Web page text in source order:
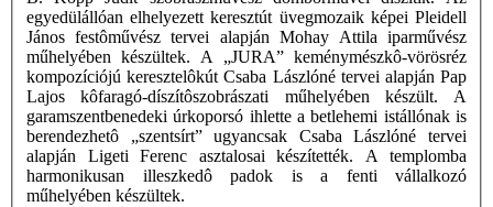
egyedülállóan elhelyezett keresztút üvegmozaik képei Pleidell
János festôművész tervei alapján Mohay Attila iparművész
műhelyében készültek. A „JURA” keménymészkô-vörösréz
kompozíciójú keresztelôkút Csaba Lászlóné tervei alapján Pap
Lajos kôfaragó-díszítôszobrászati műhelyében készült. A
garamszentbenedeki úrkoporsó ihlette a betlehemi istállónak is
berendezhetô „szentsírt” ugyancsak Csaba Lászlóné tervei
alapján Ligeti Ferenc asztalosai készítették. A templomba
harmonikusan illeszkedô padok is a fenti vállalkozó
műhelyében készültek.